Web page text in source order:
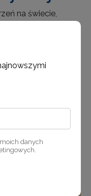
na świecie,
Ukrainie, Ośrodek
w obliczu
konfliktach.
danych